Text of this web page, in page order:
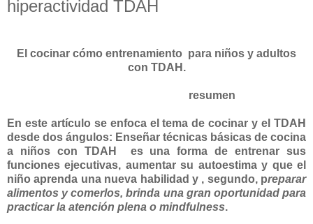
hiperactividad TDAH
El cocinar cómo entrenamiento para niños y adultos
con TDAH.
resumen
En este artículo se enfoca el tema de cocinar y el TDAH
desde dos ángulos: Enseñar técnicas básicas de cocina
a niños con TDAH es una forma de entrenar sus
funciones ejecutivas, aumentar su autoestima y que el
niño aprenda una nueva habilidad y , segundo, preparar
alimentos y comerlos, brinda una gran oportunidad para
practicar la atención plena o mindfulness.